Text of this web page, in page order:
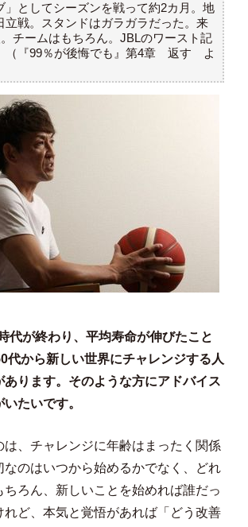
」としてシーズンを戦って約2カ月。地
立戦。スタンドはガラガラだった。来
チームはもちろん。JBLのワースト記
（『99％が後悔でも』第4章 返す よ
代が終わり、平均寿命が伸びたこと
代から新しい世界にチャレンジする人
あります。そのような方にアドバイス
たいです。
、チャレンジに年齢はまったく関係
なのはいつから始めるかでなく、どれ
ちろん、新しいことを始めれば誰だっ
れど、本気と覚悟があれば「どう改善